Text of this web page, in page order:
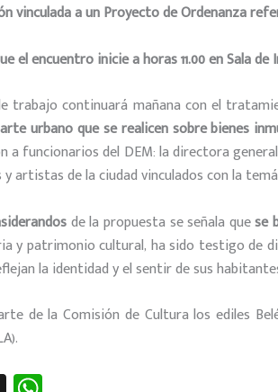
vinculada a un Proyecto de Ordenanza
el encuentro inicie a horas 11.00 en Sala
trabajo continuará mañana con el
urbano que se realicen sobre bienes
a funcionarios del DEM: la directora
artistas de la ciudad vinculados con la
de la propuesta se señala quese
y patrimonio cultural, ha sido testigo de
la identidad y el sentir de sus
de la Comisión de Cultura los ediles